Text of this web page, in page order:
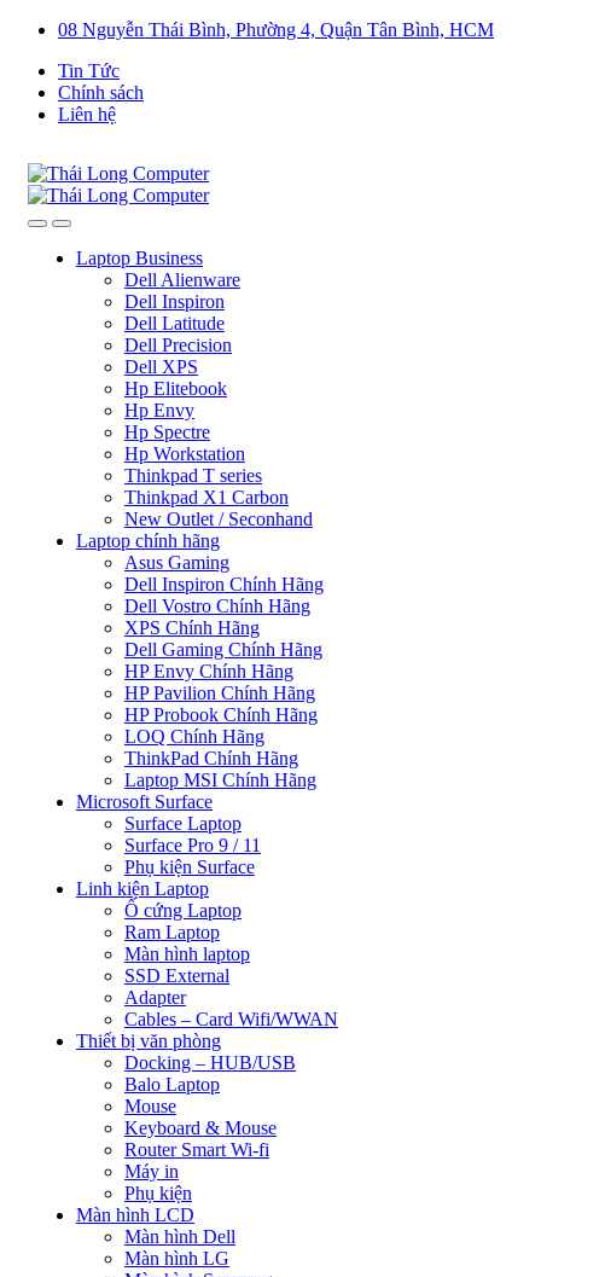
08 Nguyễn Thái Bình, Phường 4, Quận Tân Bình, HCM
Tin Tức
Chính sách
Liên hệ
Laptop Business
Dell Alienware
Dell Inspiron
Dell Latitude
Dell Precision
Dell XPS
Hp Elitebook
Hp Envy
Hp Spectre
Hp Workstation
Thinkpad T series
Thinkpad X1 Carbon
New Outlet / Seconhand
Laptop chính hãng
Asus Gaming
Dell Inspiron Chính Hãng
Dell Vostro Chính Hãng
XPS Chính Hãng
Dell Gaming Chính Hãng
HP Envy Chính Hãng
HP Pavilion Chính Hãng
HP Probook Chính Hãng
LOQ Chính Hãng
ThinkPad Chính Hãng
Laptop MSI Chính Hãng
Microsoft Surface
Surface Laptop
Surface Pro 9 / 11
Phụ kiện Surface
Linh kiện Laptop
Ổ cứng Laptop
Ram Laptop
Màn hình laptop
SSD External
Adapter
Cables – Card Wifi/WWAN
Thiết bị văn phòng
Docking – HUB/USB
Balo Laptop
Mouse
Keyboard & Mouse
Router Smart Wi-fi
Máy in
Phụ kiện
Màn hình LCD
Màn hình Dell
Màn hình LG